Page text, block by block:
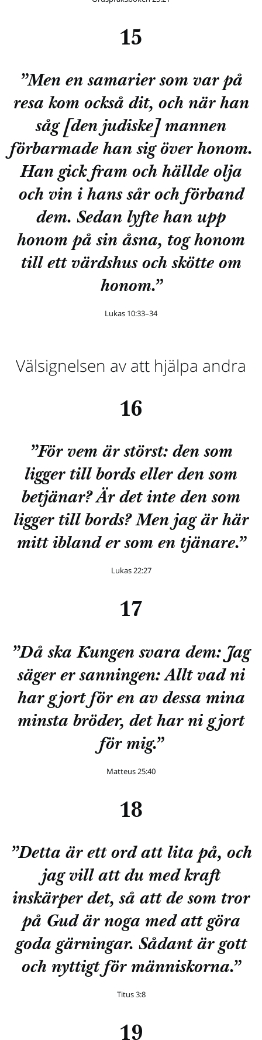
15
”Men en samarier som var på
resa kom också dit, och när han
såg [den judiske] mannen
förbarmade han sig över honom.
Han gick fram och hällde olja
och vin i hans sår och förband
dem. Sedan lyfte han upp
honom på sin åsna, tog honom
till ett värdshus och skötte om
honom.”
Lukas 10:33–34
Välsignelsen av att hjälpa andra
16
”För vem är störst: den som
ligger till bords eller den som
betjänar? Är det inte den som
ligger till bords? Men jag är här
mitt ibland er som en tjänare.”
Lukas 22:27
17
”Då ska Kungen svara dem: Jag
säger er sanningen: Allt vad ni
har gjort för en av dessa mina
minsta bröder, det har ni gjort
för mig.”
Matteus 25:40
18
”Detta är ett ord att lita på, och
jag vill att du med kraft
inskärper det, så att de som tror
på Gud är noga med att göra
goda gärningar. Sådant är gott
och nyttigt för människorna.”
Titus 3:8
19